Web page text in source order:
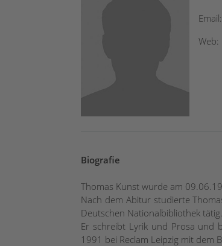
Web:
Biografie
Thomas Kunst wurde am
Nach dem Abitur studierte
Deutschen Nationalbibliothek tätig.
Er schreibt Lyrik und Prosa und
1991 bei Reclam Leipzig mit dem